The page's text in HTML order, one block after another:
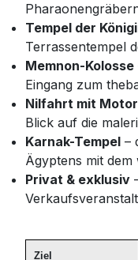
Tempel der
Terrassentempel
Memnon-Kolosse
Eingang zum
Nilfahrt mit
Blick auf die
Karnak-Tempel –
Ägyptens mit
Privat & exklusiv
Ziel